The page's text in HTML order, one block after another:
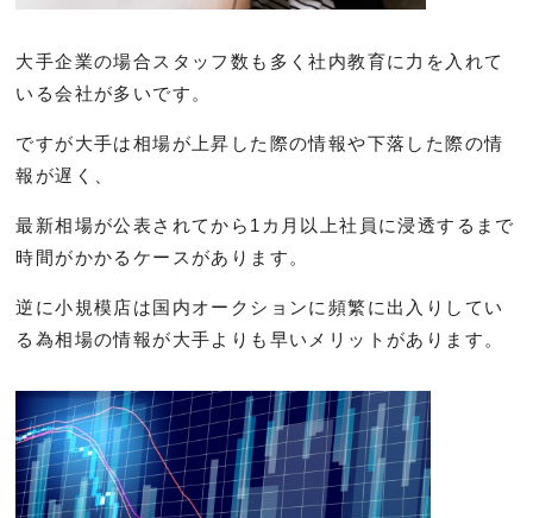
大手企業の場合スタッフ数も多く社内教育に力を入れて
いる会社が多いです。
ですが大手は相場が上昇した際の情報や下落した際の情
報が遅く、
最新相場が公表されてから1カ月以上社員に浸透するまで
時間がかかるケースがあります。
逆に小規模店は国内オークションに頻繁に出入りしてい
る為相場の情報が大手よりも早いメリットがあります。